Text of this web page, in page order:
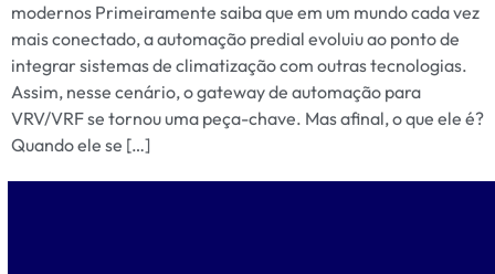
modernos Primeiramente saiba que em um mundo cada vez
mais conectado, a automação predial evoluiu ao ponto de
integrar sistemas de climatização com outras tecnologias.
Assim, nesse cenário, o gateway de automação para
VRV/VRF se tornou uma peça-chave. Mas afinal, o que ele é?
Quando ele se […]